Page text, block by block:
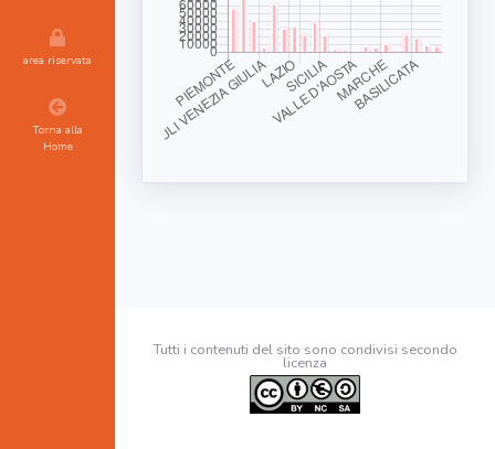
area riservata
Torna alla
Home
Tutti i contenuti del sito sono condivisi secondo
licenza